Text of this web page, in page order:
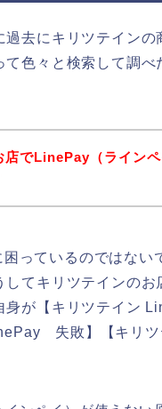
去にキリツテイン
色々と検索して調べ
店でLinePay（ライン
っているのではない
てキリツテインの
が【キリツテイン
失敗】【キリ